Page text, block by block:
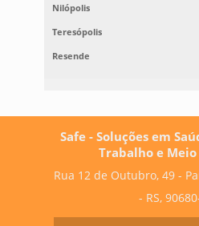
Nilópolis
Teresópolis
Resende
Safe - Soluções em
Trabalho e
Rua 12 de Outubro, 49 -
- RS,